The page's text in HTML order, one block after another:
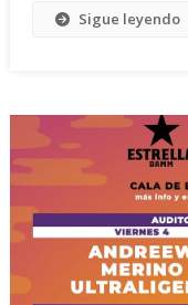
Sigue leyendo